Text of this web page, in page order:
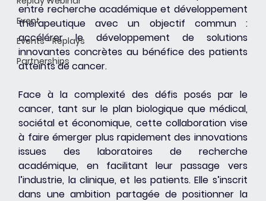
Event
Events - Replays
Partnerships
entre recherche académique et développement
thérapeutique avec un objectif commun :
accélérer le développement de solutions
innovantes concrètes au bénéfice des patients
atteints de cancer.
Face à la complexité des défis posés par le
cancer, tant sur le plan biologique que médical,
sociétal et économique, cette collaboration vise
à faire émerger plus rapidement des innovations
issues des laboratoires de recherche
académique, en facilitant leur passage vers
l’industrie, la clinique, et les patients. Elle s’inscrit
dans une ambition partagée de positionner la